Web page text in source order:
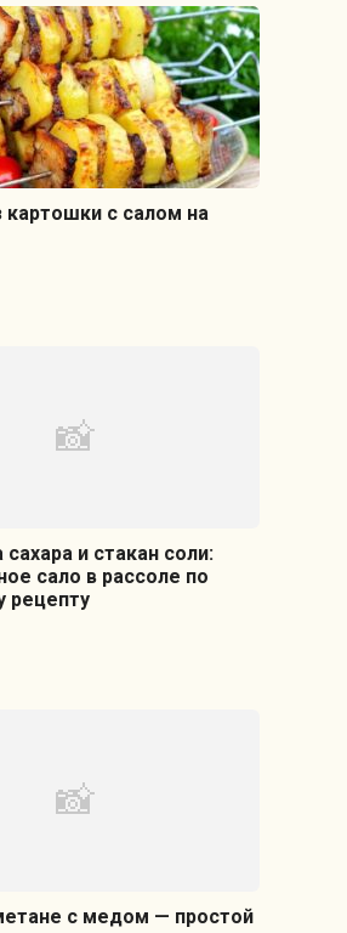
с салом на
сахара и стакан соли:
сало в рассоле по
рецепту
с медом — простой